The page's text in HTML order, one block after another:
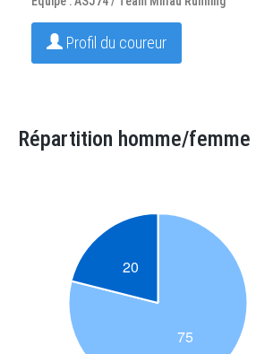
Profil du coureur
Répartition homme/femme